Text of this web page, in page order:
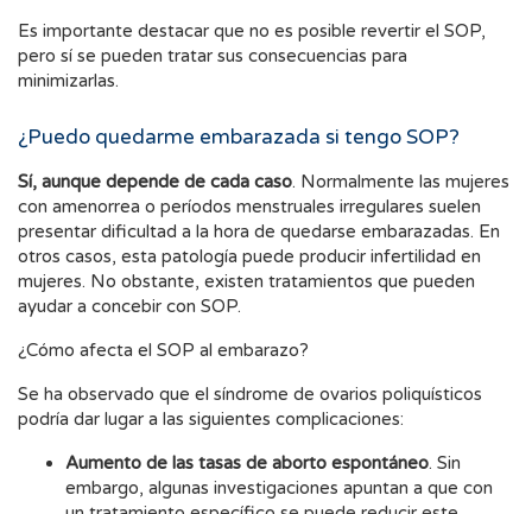
Es importante destacar que no es posible revertir el SOP,
pero sí se pueden tratar sus consecuencias para
minimizarlas.
¿Puedo quedarme embarazada si tengo SOP?
Sí, aunque depende de cada caso. Normalmente las mujeres
con amenorrea o períodos menstruales irregulares suelen
presentar dificultad a la hora de quedarse embarazadas. En
otros casos, esta patología puede producir infertilidad en
mujeres. No obstante, existen tratamientos que pueden
ayudar a concebir con SOP.
¿Cómo afecta el SOP al embarazo?
Se ha observado que el síndrome de ovarios poliquísticos
podría dar lugar a las siguientes complicaciones:
Aumento de las tasas de aborto espontáneo. Sin
embargo, algunas investigaciones apuntan a que con